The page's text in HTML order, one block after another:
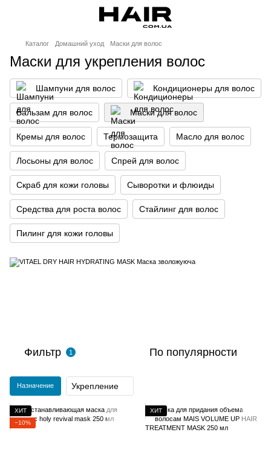
Каталог Домашний уход Маски для волос
Маски для укрепления волос
Шампуни для волос Кондиционеры для волос
Бальзам для волос Маски для волос
Кремы для волос Термозащита Масло для волос
Лосьоны для волос Спрей для волос
Скраб для кожи головы Сыворотки и флюиды
Средства для роста волос Стайлинг для волос
Пилинг для кожи головы
Фильтр 1 По популярности
Назначение Укрепление
ХИТ
−10%
ХИТ